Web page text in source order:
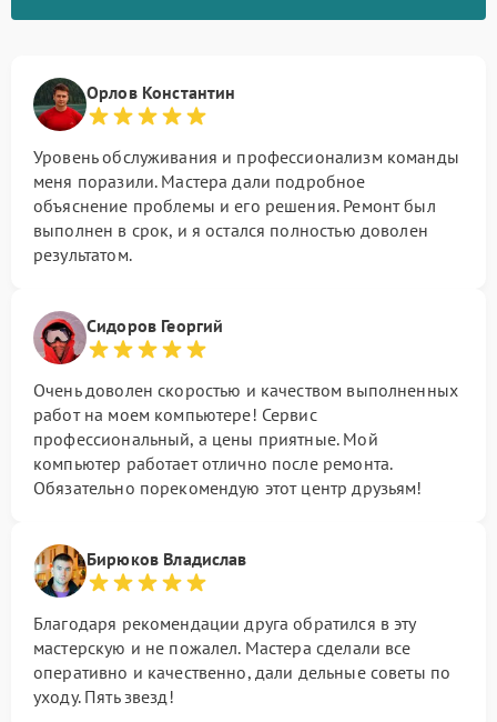
Орлов Константин
Уровень обслуживания и профессионализм команды
меня поразили. Мастера дали подробное
объяснение проблемы и его решения. Ремонт был
выполнен в срок, и я остался полностью доволен
результатом.
Сидоров Георгий
Очень доволен скоростью и качеством выполненных
работ на моем компьютере! Сервис
профессиональный, а цены приятные. Мой
компьютер работает отлично после ремонта.
Обязательно порекомендую этот центр друзьям!
Бирюков Владислав
Благодаря рекомендации друга обратился в эту
мастерскую и не пожалел. Мастера сделали все
оперативно и качественно, дали дельные советы по
уходу. Пять звезд!